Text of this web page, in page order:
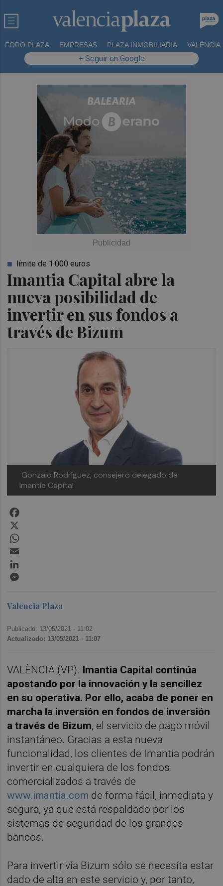
FORO PLAZA EMPRESAS PLAZA INMOBILIARIA VALÈNCIA
+ Seguir en Google
Imantia Capital abre la
nueva posibilidad de
invertir en sus fondos a
través de Bizum
límite de 1.000 euros
Gonzalo Rodríguez, consejero delegado de
Imantia Capital
Valencia Plaza
Publicado: 13/05/2021 · 11:02
Actualizado: 13/05/2021 · 11:07
VALÈNCIA (VP). Imantia Capital continúa
apostando por la innovación y la sencillez
en su operativa. Por ello, acaba de poner en
marcha la inversión en fondos de inversión
a través de Bizum, el servicio de pago móvil
instantáneo. Gracias a esta nueva
funcionalidad, los clientes de Imantia podrán
invertir en cualquiera de los fondos
comercializados a través de
www.imantia.com de forma fácil, inmediata y
segura, ya que está respaldado por los
sistemas de seguridad de los grandes
bancos.
Para invertir vía Bizum sólo se necesita estar
dado de alta en este servicio y, por tanto,